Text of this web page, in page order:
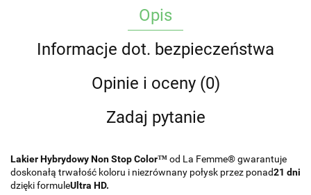
Opis
Informacje dot. bezpieczeństwa
Opinie i oceny (0)
Zadaj pytanie
Lakier Hybrydowy Non Stop Color™od La Femme® gwarantuje
doskonałą trwałość koloru i niezrównany połysk przez ponad21 dni
dzięki formuleUltra HD.